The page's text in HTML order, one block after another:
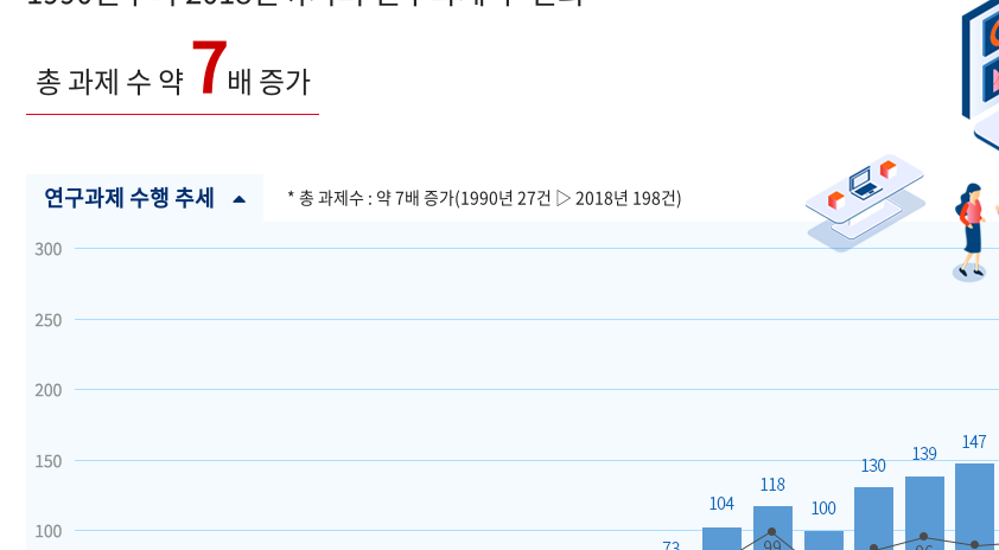
총 과제 수 약7배 증가
연구과제 수행 추세 * 총 과제수 : 약 7배 증가(1990년 27건 ▷ 2018년 198건)